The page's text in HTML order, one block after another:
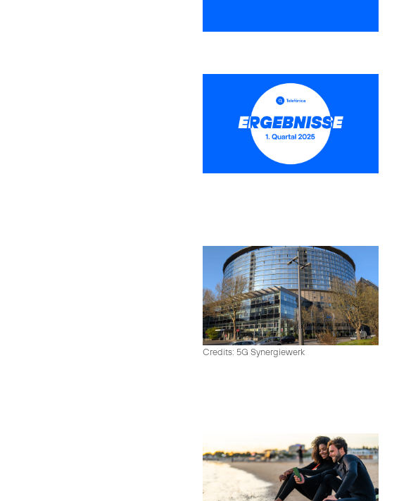
Credits: 5G Synergiewerk